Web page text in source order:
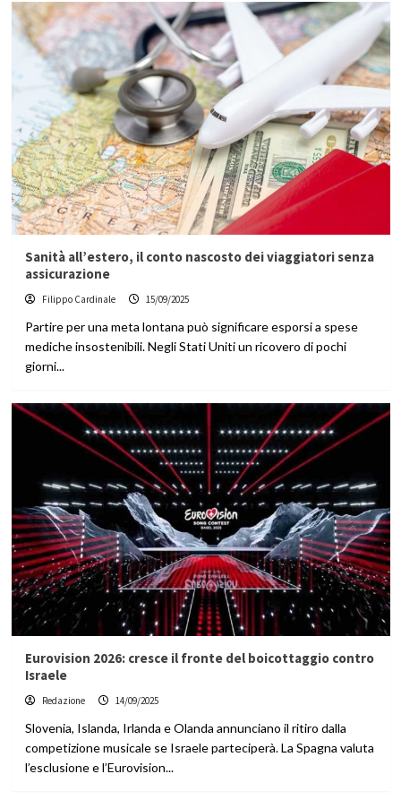
Sanità all’estero, il conto nascosto dei viaggiatori senza
assicurazione
Filippo Cardinale 15/09/2025
Partire per una meta lontana può significare esporsi a spese
mediche insostenibili. Negli Stati Uniti un ricovero di pochi
giorni...
Eurovision 2026: cresce il fronte del boicottaggio contro
Israele
Redazione 14/09/2025
Slovenia, Islanda, Irlanda e Olanda annunciano il ritiro dalla
competizione musicale se Israele parteciperà. La Spagna valuta
l’esclusione e l’Eurovision...